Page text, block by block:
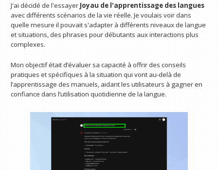
J'ai décidé de l'essayer Joyau de l'apprentissage des langues
avec différents scénarios de la vie réelle. Je voulais voir dans
quelle mesure il pouvait s'adapter à différents niveaux de langue
et situations, des phrases pour débutants aux interactions plus
complexes.
Mon objectif était d’évaluer sa capacité à offrir des conseils
pratiques et spécifiques à la situation qui vont au-delà de
l’apprentissage des manuels, aidant les utilisateurs à gagner en
confiance dans l’utilisation quotidienne de la langue.